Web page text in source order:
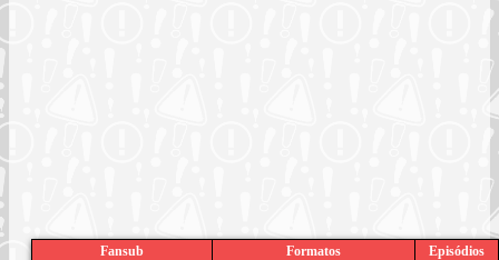
Fansub Formatos
Episódios